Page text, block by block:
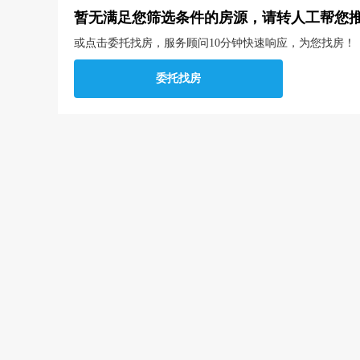
暂无满足您筛选条件的房源，请转人工帮您
或点击委托找房，服务顾问10分钟快速响应，为您找房！
委托找房